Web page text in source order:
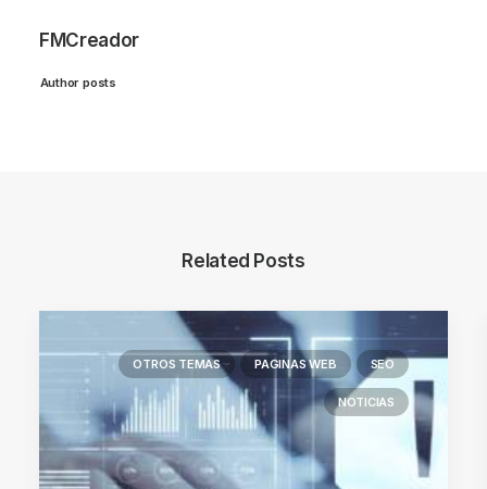
FMCreador
Author posts
Related Posts
OTROS TEMAS PAGINAS WEB SEO
NOTICIAS